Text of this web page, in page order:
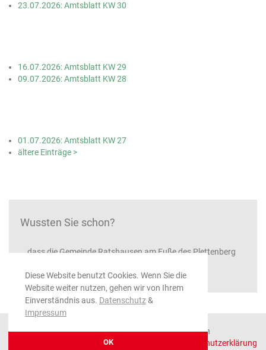
Diese Website benutzt Cookies. Wenn Sie die
Website weiter nutzen, gehen wir von Ihrem
Einverständnis aus. Datenschutz&
Impressum
OK
23.07.2026: Amtsblatt KW 30
16.07.2026: Amtsblatt KW 29
09.07.2026: Amtsblatt KW 28
01.07.2026: Amtsblatt KW 27
ältere Einträge >
Wussten Sie schon?
...dass die Gemeinde Ratshausen am Fuße des Plettenberg
© 2026 Gemeinde Ratshausen, alle Rechte vorbehalten
Datenschutzerklärung